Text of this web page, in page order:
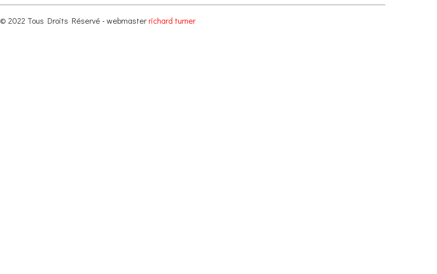
© 2022 Tous Droits Réservé - webmasterrichard turner